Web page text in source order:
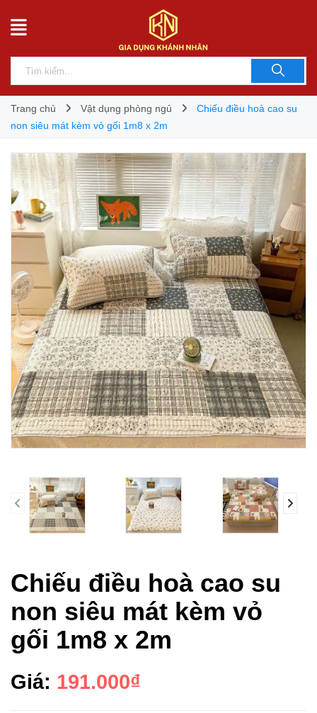
Trang chủ Vật dụng phòng ngủ
Chiếu điều hoà cao su
non siêu mát kèm vỏ gối 1m8 x 2m
prev
Chiếu điều hoà cao su
non siêu mát kèm vỏ
gối 1m8 x 2m
Giá: 191.000₫